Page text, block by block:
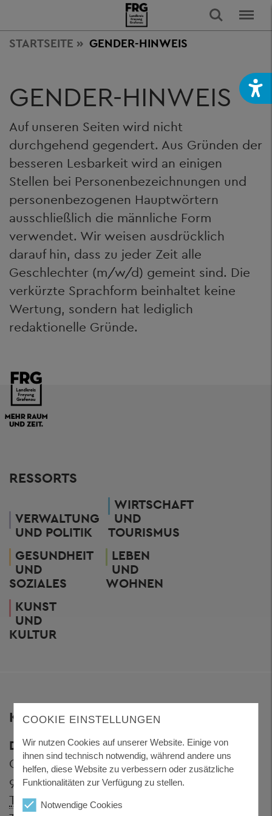
STARTSEITE GENDER-HINWEIS
GENDER-HINWEIS
Auf unseren Seiten wird nicht
durchgehend gegendert. Aus Gründen der
besseren Lesbarkeit wird an einigen
Stellen bei Personenbezeichnungen und
personenbezogenen Hauptwörtern
ausschließlich die männliche Form
verwendet. Wir weisen ausdrücklich
darauf hin, dass zu jeder Zeit alle
Geschlechter (m/w/d) gemeint sind. Die
verkürzte Sprachform beinhaltet keine
Wertung, sondern hat lediglich
redaktionelle Gründe.
RESSORTS
VERWALTUNG
UND POLITIK
WIRTSCHAFT
UND
TOURISMUS
GESUNDHEIT
UND
SOZIALES
LEBEN
UND
WOHNEN
KUNST
UND
KULTUR
KONTAKT
Dienstgebäude Königsfeld
Grafenauer Straße 44
94078 Freyung
Telefon: + 49 8551 57-0
COOKIE EINSTELLUNGEN
Wir nutzen Cookies auf unserer Website. Einige von
ihnen sind technisch notwendig, während andere uns
helfen, diese Website zu verbessern oder zusätzliche
Funktionalitäten zur Verfügung zu stellen.
Notwendige Cookies